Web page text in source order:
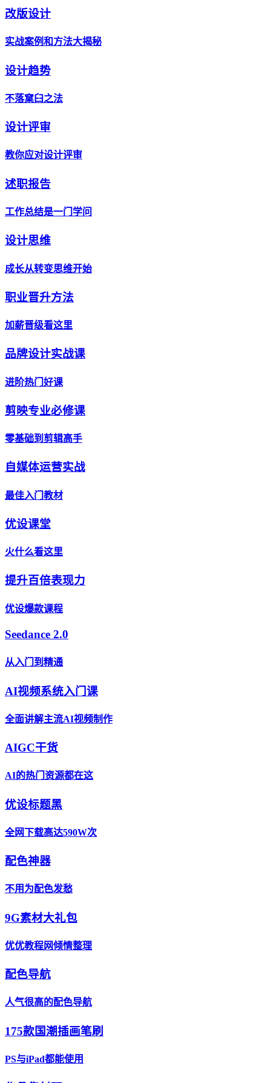
改版设计
实战案例和方法大揭秘
设计趋势
不落窠臼之法
设计评审
教你应对设计评审
述职报告
工作总结是一门学问
设计思维
成长从转变思维开始
职业晋升方法
加薪晋级看这里
品牌设计实战课
进阶热门好课
剪映专业必修课
零基础到剪辑高手
自媒体运营实战
最佳入门教材
优设课堂
火什么看这里
提升百倍表现力
优设爆款课程
Seedance 2.0
从入门到精通
AI视频系统入门课
全面讲解主流AI视频制作
AIGC干货
AI的热门资源都在这
优设标题黑
全网下载高达590W次
配色神器
不用为配色发愁
9G素材大礼包
优优教程网倾情整理
配色导航
人气很高的配色导航
175款国潮插画笔刷
PS与iPad都能使用